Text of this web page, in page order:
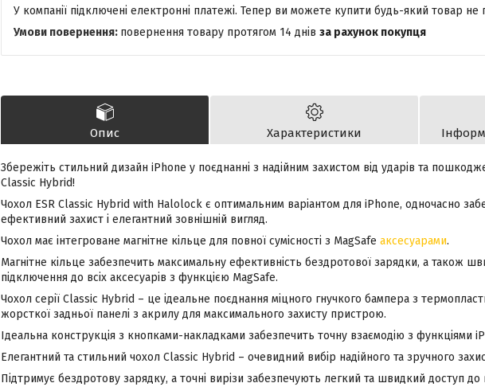
У компанії підключені електронні платежі. Тепер ви можете купити будь-який товар не
повернення товару протягом 14 днів за рахунок покупця
Опис Характеристики
Збережіть стильний дизайн iPhone у поєднанні з надійним захистом від ударів та
Classic Hybrid!
Чохол ESR Classic Hybrid with Halolock є оптимальним варіантом для iPhone, одночасно
ефективний захист і елегантний зовнішній вигляд.
Чохол має інтегроване магнітне кільце для повної сумісності з MagSafe аксесуарами.
Магнітне кільце забезпечить максимальну ефективність бездротової зарядки, а також
підключення до всіх аксесуарів з функцією MagSafe.
Чохол серії Classic Hybrid – це ідеальне поєднання міцного гнучкого бампера з
жорсткої задньої панелі з акрилу для максимального захисту пристрою.
Ідеальна конструкція з кнопками-накладками забезпечить точну взаємодію з функціями
Елегантний та стильний чохол Classic Hybrid – очевидний вибір надійного та зручного
Підтримує бездротову зарядку, а точні вирізи забезпечують легкий та швидкий доступ до